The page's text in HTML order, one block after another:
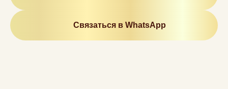
Связаться в WhatsApр